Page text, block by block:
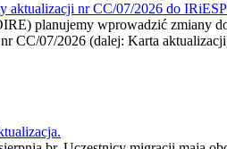
aktualizacji nr CC/07/2026 do
planujemy wprowadzić zmiany
CC/07/2026 (dalej: Karta